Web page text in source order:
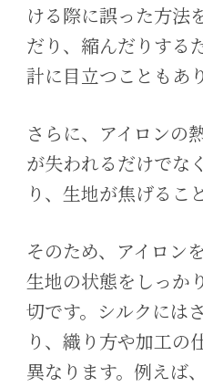
ける際に誤った方法
だり、縮んだりする
計に目立つこともあ
さらに、アイロンの
が失われるだけでな
り、生地が焦げるこ
そのため、アイロン
生地の状態をしっか
切です。シルクには
り、織り方や加工の
異なります。例えば